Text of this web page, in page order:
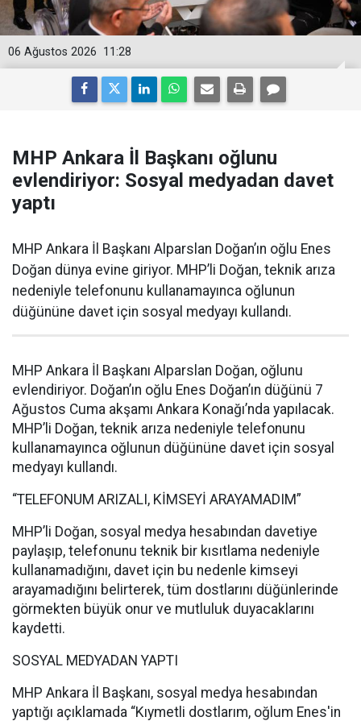
11:28
06 Ağustos 2026
MHP Ankara İl Başkanı oğlunu
evlendiriyor: Sosyal medyadan davet
yaptı
MHP Ankara İl Başkanı Alparslan Doğan’ın oğlu Enes
Doğan dünya evine giriyor. MHP’li Doğan, teknik arıza
nedeniyle telefonunu kullanamayınca oğlunun
düğününe davet için sosyal medyayı kullandı.
MHP Ankara İl Başkanı Alparslan Doğan, oğlunu
evlendiriyor. Doğan’ın oğlu Enes Doğan’ın düğünü 7
Ağustos Cuma akşamı Ankara Konağı’nda yapılacak.
MHP’li Doğan, teknik arıza nedeniyle telefonunu
kullanamayınca oğlunun düğününe davet için sosyal
medyayı kullandı.
“TELEFONUM ARIZALI, KİMSEYİ ARAYAMADIM”
MHP’li Doğan, sosyal medya hesabından davetiye
paylaşıp, telefonunu teknik bir kısıtlama nedeniyle
kullanamadığını, davet için bu nedenle kimseyi
arayamadığını belirterek, tüm dostlarını düğünlerinde
görmekten büyük onur ve mutluluk duyacaklarını
kaydetti.
SOSYAL MEDYADAN YAPTI
MHP Ankara İl Başkanı, sosyal medya hesabından
yaptığı açıklamada “Kıymetli dostlarım, oğlum Enes'in